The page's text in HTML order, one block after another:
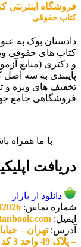
فروشگاه اینترنتی
کتاب حقوقی
دادستان بوک به
کتاب های حقوقی
و دکتری (منابع
پایبندی به سه
تخفیف های ویژه و
فروشگاهی جامع
با ما همراه
دریافت
دانلود از بازار
شماره تماس:
ایمیل:
آدرس:تهران –
– پلاک 49 واحد 3 کد پستی: 1315686310